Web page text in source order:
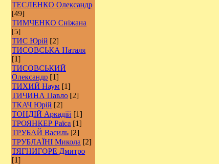
ТЕСЛЕНКО Олександр
[49]
ТИМЧЕНКО Сніжана
[5]
ТИС Юрій [2]
ТИСОВСЬКА Наталя
[1]
ТИСОВСЬКИЙ
Олександр [1]
ТИХИЙ Наум [1]
ТИЧИНА Павло [2]
ТКАЧ Юрій [2]
ТОНДІЙ Аркадій [1]
ТРОЯНКЕР Раїса [1]
ТРУБАЙ Василь [2]
ТРУБЛАЇНІ Микола [2]
ТЯГНИГОРЕ Дмитро
[1]